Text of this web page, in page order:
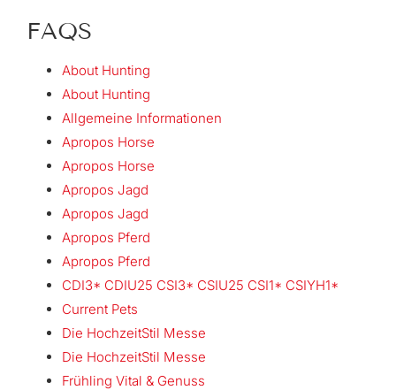
FAQS
About Hunting
About Hunting
Allgemeine Informationen
Apropos Horse
Apropos Horse
Apropos Jagd
Apropos Jagd
Apropos Pferd
Apropos Pferd
CDI3* CDIU25 CSI3* CSIU25 CSI1* CSIYH1*
Current Pets
Die HochzeitStil Messe
Die HochzeitStil Messe
Frühling Vital & Genuss